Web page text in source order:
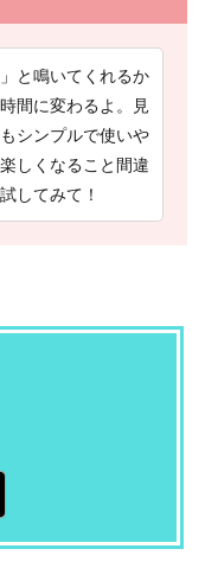
と鳴いてくれるか
間に変わるよ。見
シンプルで使いや
しくなること間違
してみて！